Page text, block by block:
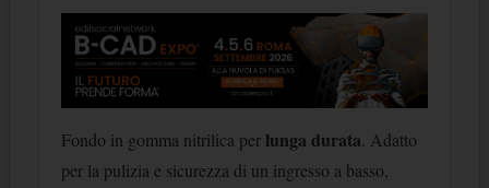
Fondo in gomma nitrilica per lunga durata. Adatto
per la pulizia e sicurezza di un ingresso a basso,